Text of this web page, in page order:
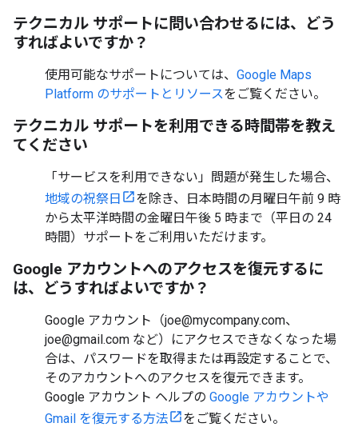
テクニカル サポートに問い合わせるには、どう
すればよいですか？
使用可能なサポートについては、 Google Maps
Platform のサポートとリソースをご覧ください。
テクニカル サポートを利用できる時間帯を教え
てください
「サービスを利用できない」問題が発生した場合、
地域の祝祭日
を除き、日本時間の月曜日午前 9 時
から太平洋時間の金曜日午後 5 時まで（平日の 24
時間）サポートをご利用いただけます。
Google アカウントへのアクセスを復元するに
は、どうすればよいですか？
Google アカウント（joe@mycompany.com、
joe@gmail.com など）にアクセスできなくなった場
合は、パスワードを取得または再設定することで、
そのアカウントへのアクセスを復元できます。
Google アカウント ヘルプの Google アカウントや
Gmail を復元する方法
をご覧ください。